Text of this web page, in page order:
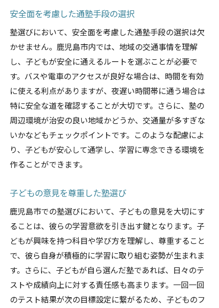
安全面を考慮した通塾手段の選択
塾選びにおいて、安全面を考慮した通塾手段の選択は欠
かせません。鹿児島市内では、地域の交通事情を理解
し、子どもが安全に通えるルートを選ぶことが必要で
す。バスや電車のアクセスが良好な場合は、時間を有効
に使える利点がありますが、夜遅い時間帯に通う場合は
特に安全な道を確認することが大切です。さらに、塾の
周辺環境が治安の良い地域かどうか、交通量が多すぎな
いかなどもチェックポイントです。このような配慮によ
り、子どもが安心して通学し、学習に専念できる環境を
作ることができます。
子どもの意見を尊重した塾選び
鹿児島市での塾選びにおいて、子どもの意見を大切にす
ることは、彼らの学習意欲を引き出す鍵となります。子
どもが興味を持つ科目や学び方を理解し、尊重すること
で、彼ら自身が積極的に学習に取り組む姿勢が生まれま
す。さらに、子どもが自ら選んだ塾であれば、日々のテ
ストや成績向上に対する責任感も高まります。一回一回
のテスト結果が次の目標設定に繋がるため、子どものフ